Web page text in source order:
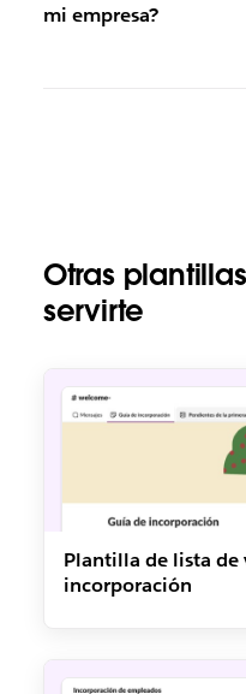
mi empresa?
Otras
servirte
Plantilla de lista de
incorporación